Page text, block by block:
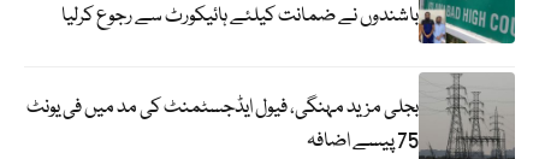
باشندوں نے ضمانت کیلئے ہائیکورٹ سے رجوع کرلیا
بجلی مزید مہنگی، فیول ایڈجسٹمنٹ کی مد میں فی یونٹ
75 پیسے اضافہ